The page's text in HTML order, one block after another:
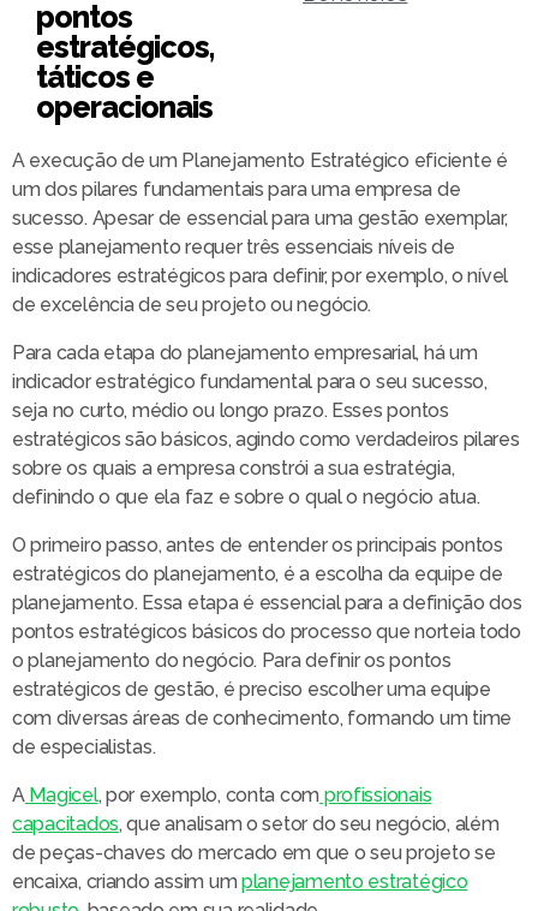
pontos
estratégicos,
táticos e
operacionais
A execução de um Planejamento Estratégico eficiente é
um dos pilares fundamentais para uma empresa de
sucesso. Apesar de essencial para uma gestão exemplar,
esse planejamento requer três essenciais níveis de
indicadores estratégicos para definir, por exemplo, o nível
de excelência de seu projeto ou negócio.
Para cada etapa do planejamento empresarial, há um
indicador estratégico fundamental para o seu sucesso,
seja no curto, médio ou longo prazo. Esses pontos
estratégicos são básicos, agindo como verdadeiros pilares
sobre os quais a empresa constrói a sua estratégia,
definindo o que ela faz e sobre o qual o negócio atua.
O primeiro passo, antes de entender os principais pontos
estratégicos do planejamento, é a escolha da equipe de
planejamento. Essa etapa é essencial para a definição dos
pontos estratégicos básicos do processo que norteia todo
o planejamento do negócio. Para definir os pontos
estratégicos de gestão, é preciso escolher uma equipe
com diversas áreas de conhecimento, formando um time
de especialistas.
AMagicel, por exemplo, conta com profissionais
capacitados, que analisam o setor do seu negócio, além
de peças-chaves do mercado em que o seu projeto se
encaixa, criando assim um planejamento estratégico